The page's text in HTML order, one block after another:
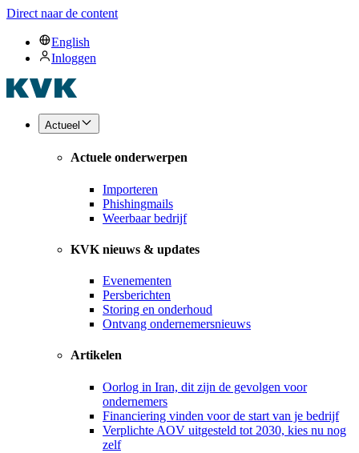
Direct naar de content
English
Inloggen
Actueel
Actuele onderwerpen
Importeren
Phishingmails
Weerbaar bedrijf
KVK nieuws & updates
Evenementen
Persberichten
Storing en onderhoud
Ontvang ondernemersnieuws
Artikelen
Oorlog in Iran, dit zijn de gevolgen voor
ondernemers
Financiering vinden voor de start van je bedrijf
Verplichte AOV uitgesteld tot 2030, kies nu nog
zelf